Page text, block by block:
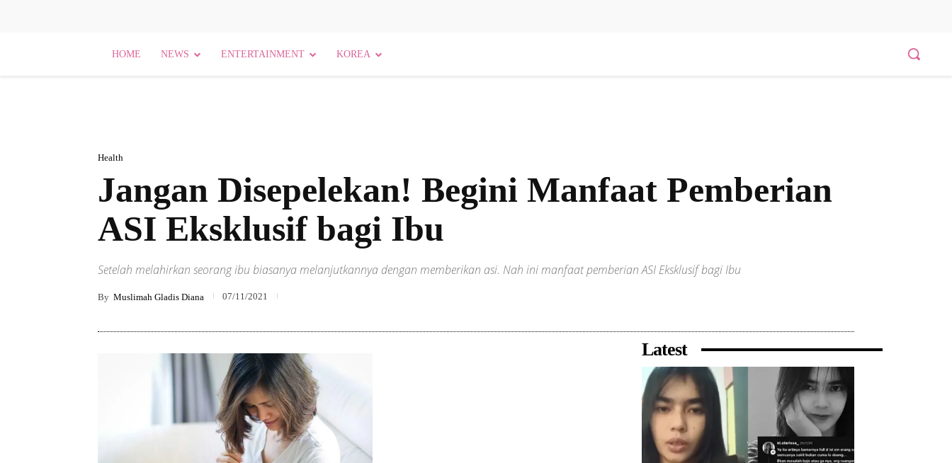
HOME NEWS ENTERTAINMENT KOREA
Health
Jangan Disepelekan! Begini Manfaat Pemberian
ASI Eksklusif bagi Ibu
Setelah melahirkan seorang ibu biasanya melanjutkannya dengan memberikan asi. Nah ini manfaat pemberian ASI Eksklusif bagi Ibu
By Muslimah Gladis Diana 07/11/2021
Latest